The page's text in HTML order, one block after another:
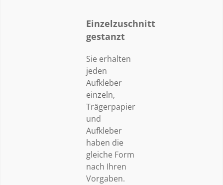
Einzelzuschnitt
gestanzt
Sie erhalten
jeden
Aufkleber
einzeln,
Trägerpapier
und
Aufkleber
haben die
gleiche Form
nach Ihren
Vorgaben.